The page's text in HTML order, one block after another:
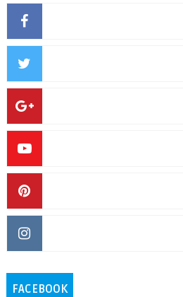
FACEBOOK